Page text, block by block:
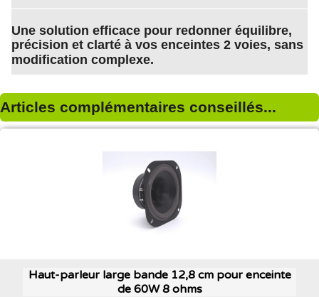
Une solution efficace pour redonner équilibre,
précision et clarté à vos enceintes 2 voies, sans
modification complexe.
Articles complémentaires conseillés...
Haut-parleur large bande 12,8 cm pour enceinte
de 60W 8 ohms